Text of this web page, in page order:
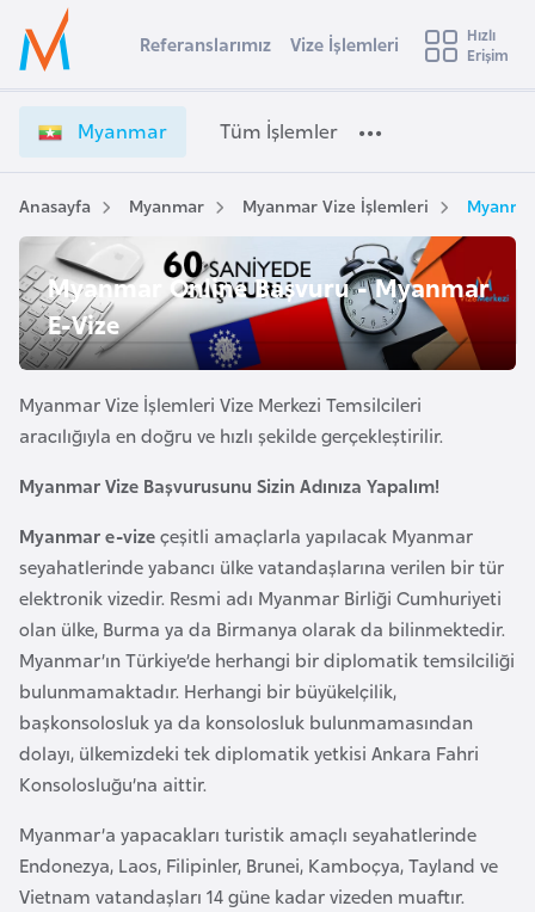
Ülke Seçimi
Başvuru yapmak istediğiniz ülkeyi seçin
Üye
Girişi
y
n
m
a
r
i
z
e
İ
ş
l
m
e
r
i
e
i
ş
i
Referanslarımız Vize İşlemleri
Hızlı
Erişim
Myanmar Tüm İşlemler
Anasayfa Myanmar Myanmar Vize İşlemleri
Myanmar Online Başvuru - Myanmar
E-Vize
Myanmar Vize İşlemleri Vize Merkezi Temsilcileri
aracılığıyla en doğru ve hızlı şekilde gerçekleştirilir.
Myanmar Vize Başvurusunu Sizin Adınıza Yapalım!
Myanmar e-vizeçeşitli amaçlarla yapılacak Myanmar
seyahatlerinde yabancı ülke vatandaşlarına verilen bir tür
elektronik vizedir. Resmi adı Myanmar Birliği Cumhuriyeti
olan ülke, Burma ya da Birmanya olarak da bilinmektedir.
Myanmar’ın Türkiye’de herhangi bir diplomatik temsilciliği
bulunmamaktadır. Herhangi bir büyükelçilik,
başkonsolosluk ya da konsolosluk bulunmamasından
dolayı, ülkemizdeki tek diplomatik yetkisi Ankara Fahri
Konsolosluğu’na aittir.
Myanmar’a yapacakları turistik amaçlı seyahatlerinde
Endonezya, Laos, Filipinler, Brunei, Kamboçya, Tayland ve
Vietnam vatandaşları 14 güne kadar vizeden muaftır.
s
t
r
a
A
v
u
t
u
r
a
A
z
e
r
b
a
y
c
a
n